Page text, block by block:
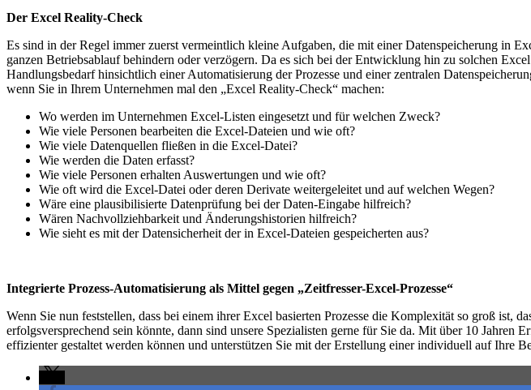
Der Excel Reality-Check
Es sind in der Regel immer zuerst vermeintlich kleine Aufgaben, die mit einer Datenspeicherung in
ganzen Betriebsablauf behindern oder verzögern. Da es sich bei der Entwicklung hin zu solchen
Handlungsbedarf hinsichtlich einer Automatisierung der Prozesse und einer zentralen
wenn Sie in Ihrem Unternehmen mal den „Excel Reality-Check“ machen:
Wo werden im Unternehmen Excel-Listen eingesetzt und für welchen Zweck?
Wie viele Personen bearbeiten die Excel-Dateien und wie oft?
Wie viele Datenquellen fließen in die Excel-Datei?
Wie werden die Daten erfasst?
Wie viele Personen erhalten Auswertungen und wie oft?
Wie oft wird die Excel-Datei oder deren Derivate weitergeleitet und auf welchen Wegen?
Wäre eine plausibilisierte Datenprüfung bei der Daten-Eingabe hilfreich?
Wären Nachvollziehbarkeit und Änderungshistorien hilfreich?
Wie sieht es mit der Datensicherheit der in Excel-Dateien gespeicherten aus?
Integrierte Prozess-Automatisierung als Mittel gegen „Zeitfresser-Excel-Prozesse“
Wenn Sie nun feststellen, dass bei einem ihrer Excel basierten Prozesse die Komplexität so groß
erfolgsversprechend sein könnte, dann sind unsere Spezialisten gerne für Sie da. Mit über 10
effizienter gestaltet werden können und unterstützen Sie mit der Erstellung einer individuell auf Ihre